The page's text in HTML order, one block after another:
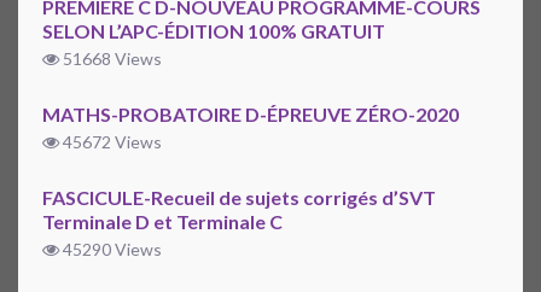
PREMIÈRE C D-NOUVEAU PROGRAMME-COURS
SELON L’APC-ÉDITION 100% GRATUIT
51668 Views
MATHS-PROBATOIRE D-ÉPREUVE ZÉRO-2020
45672 Views
FASCICULE-Recueil de sujets corrigés d’SVT
Terminale D et Terminale C
45290 Views